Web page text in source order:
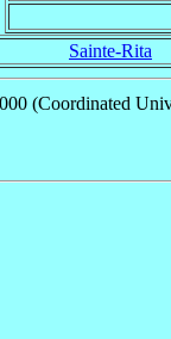
Sainte-Rita
(Coordinated